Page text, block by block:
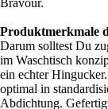
Bravour.
Produktmerkmale
Darum solltest Du
im Waschtisch
ein echter
optimal in
Abdichtung.